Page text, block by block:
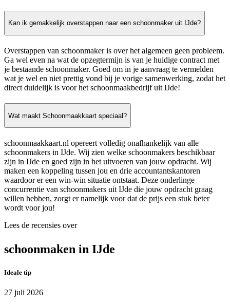
Kan ik gemakkelijk overstappen naar een schoonmaker uit IJde?
Overstappen van schoonmaker is over het algemeen geen probleem.
Ga wel even na wat de opzegtermijn is van je huidige contract met
je bestaande schoonmaker. Goed om in je aanvraag te vermelden
wat je wel en niet prettig vond bij je vorige samenwerking, zodat het
direct duidelijk is voor het schoonmaakbedrijf uit IJde!
Wat maakt Schoonmaakkaart speciaal?
schoonmaakkaart.nl opereert volledig onafhankelijk van alle
schoonmakers in IJde. Wij zien welke schoonmakers beschikbaar
zijn in IJde en goed zijn in het uitvoeren van jouw opdracht. Wij
maken een koppeling tussen jou en drie accountantskantoren
waardoor er een win-win situatie ontstaat. Deze onderlinge
concurrentie van schoonmakers uit IJde die jouw opdracht graag
willen hebben, zorgt er namelijk voor dat de prijs een stuk beter
wordt voor jou!
Lees de recensies over
schoonmaken in IJde
Ideale tip
27 juli 2026